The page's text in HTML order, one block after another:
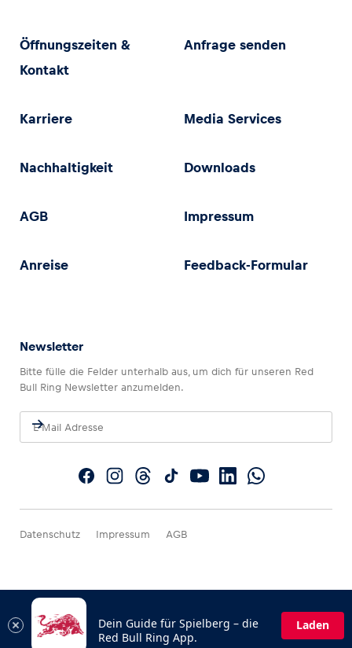
Öffnungszeiten &
Kontakt
Anfrage senden
Karriere Media Services
Nachhaltigkeit Downloads
AGB Impressum
Anreise Feedback-Formular
Newsletter
Bitte fülle die Felder unterhalb aus, um dich für unseren Red
Bull Ring Newsletter anzumelden.
Datenschutz Impressum AGB
Dein Guide für Spielberg – die
Red Bull Ring App.
Laden